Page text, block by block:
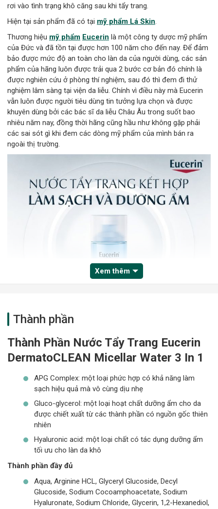
rơi vào tình trạng khô căng sau khi tẩy trang.
Hiện tại sản phẩm đã có tại mỹ phẩm Lá Skin.
Thương hiệu mỹ phẩm Eucerin là một công ty dược mỹ phẩm
của Đức và đã tồn tại được hơn 100 năm cho đến nay. Để đảm
bảo được mức độ an toàn cho làn da của người dùng, các sản
phẩm của hãng luôn được trải qua 2 bước cơ bản đó chính là
được nghiên cứu ở phòng thí nghiệm, sau đó thì đem đi thử
nghiệm lâm sàng tại viện da liễu. Chính vì điều này mà Eucerin
vẫn luôn được người tiêu dùng tin tưởng lựa chọn và được
khuyên dùng bởi các bác sĩ da liễu Châu Âu trong suốt bao
nhiêu năm nay, đồng thời hãng cũng hầu như không gặp phải
các sai sót gì khi đem các dòng mỹ phẩm của mình bán ra
ngoài thị trường.
Loại Da Phù Hợp Với Nước Tẩy Trang
Eucerin DermatoCLEAN Micellar
Water 3 In 1
Chainước tẩy trang Eucerin này có thể sử dụng cho
tất cả các loại da, đặc biệt là làn da khô
Giải pháp cho tình trạng da
Da khô, thiếu nước và cần cấp ẩm
Da nhạy cảm và dễ bị kích ứng
Xem thêm
Thành phần
Thành Phần Nước Tẩy Trang Eucerin
DermatoCLEAN Micellar Water 3 In 1
APG Complex: một loại phức hợp có khả năng làm
sạch hiệu quả mà vô cùng dịu nhẹ
Gluco-glycerol: một loại hoạt chất dưỡng ẩm cho da
được chiết xuất từ các thành phần có nguồn gốc thiên
nhiên
Hyaluronic acid: một loại chất có tác dụng dưỡng ẩm
tối ưu cho làn da khô
Thành phần đầy đủ
Aqua, Arginine HCL, Glyceryl Glucoside, Decyl
Glucoside, Sodium Cocoamphoacetate, Sodium
Hyaluronate, Sodium Chloride, Glycerin, 1,2-Hexanediol,